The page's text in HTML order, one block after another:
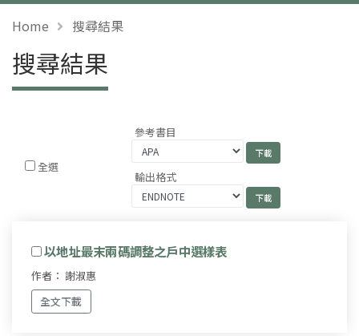
Home 搜尋結果
搜尋結果
全選
參考書目
輸出格式
以地址最末兩碼調整之戶中選樣表
作者： 謝淑惠
全文下載